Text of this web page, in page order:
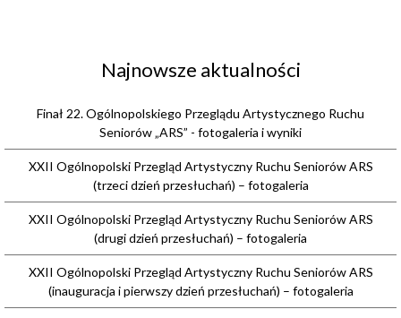
Najnowsze aktualności
Finał 22. Ogólnopolskiego Przeglądu Artystycznego Ruchu
Seniorów „ARS” - fotogaleria i wyniki
XXII Ogólnopolski Przegląd Artystyczny Ruchu Seniorów ARS
(trzeci dzień przesłuchań) – fotogaleria
XXII Ogólnopolski Przegląd Artystyczny Ruchu Seniorów ARS
(drugi dzień przesłuchań) – fotogaleria
XXII Ogólnopolski Przegląd Artystyczny Ruchu Seniorów ARS
(inauguracja i pierwszy dzień przesłuchań) – fotogaleria